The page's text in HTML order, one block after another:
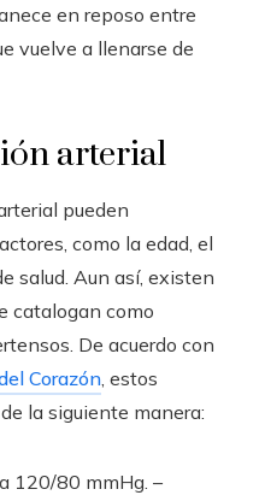
en reposo entre
vuelve a llenarse de
arterial
pueden
como la edad, el
salud. Aun así, existen
catalogan como
De acuerdo con
Corazón , estos
la siguiente manera:
120/80 mmHg. –